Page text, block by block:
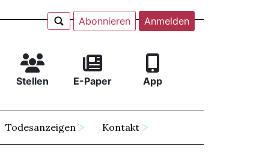
Abonnieren Anmelden
Stellen E-Paper App
Todesanzeigen Kontakt